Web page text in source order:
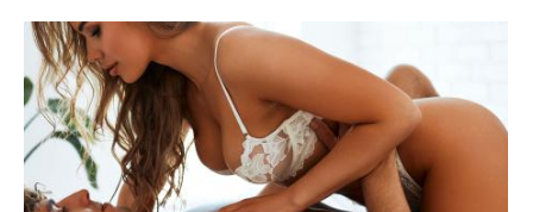
povjerenje. Takođe...